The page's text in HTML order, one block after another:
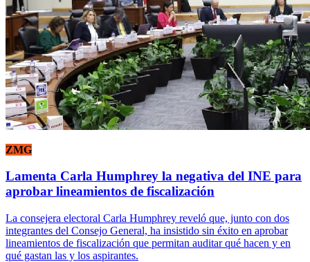
ZMG
Lamenta Carla Humphrey la negativa del INE para
aprobar lineamientos de fiscalización
La consejera electoral Carla Humphrey reveló que, junto con dos
integrantes del Consejo General, ha insistido sin éxito en aprobar
lineamientos de fiscalización que permitan auditar qué hacen y en
qué gastan las y los aspirantes.